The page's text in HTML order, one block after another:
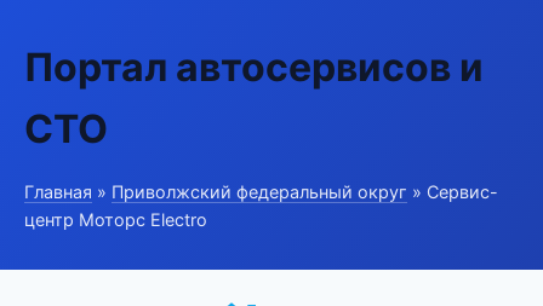
Портал автосервисов и
СТО
Главная » Приволжский федеральный округ » Сервис-
центр Моторс Electro